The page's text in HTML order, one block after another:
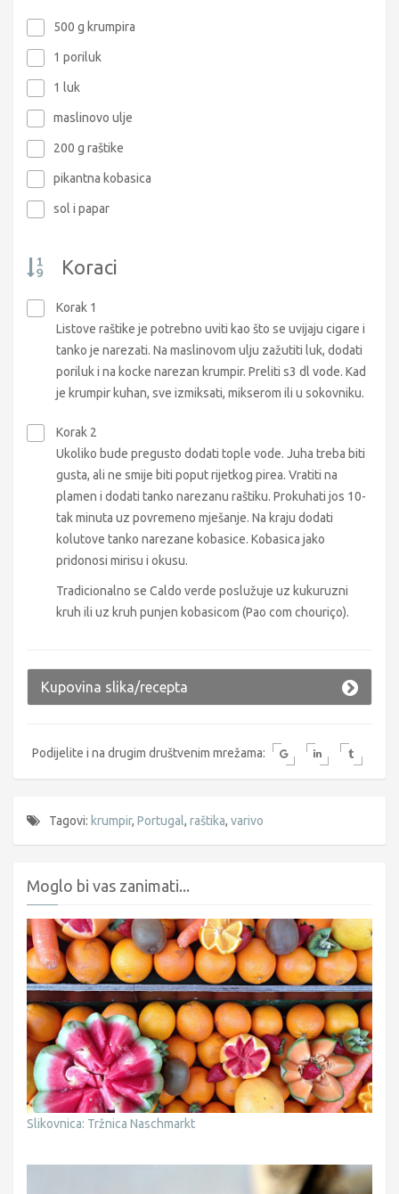
500 g krumpira
1 poriluk
1 luk
maslinovo ulje
200 g raštike
pikantna kobasica
sol i papar
Koraci
Korak 1
Listove raštike je potrebno uviti kao što se uvijaju cigare i
tanko je narezati. Na maslinovom ulju zažutiti luk, dodati
poriluk i na kocke narezan krumpir. Preliti s3 dl vode. Kad
je krumpir kuhan, sve izmiksati, mikserom ili u sokovniku.
Korak 2
Ukoliko bude pregusto dodati tople vode. Juha treba biti
gusta, ali ne smije biti poput rijetkog pirea. Vratiti na
plamen i dodati tanko narezanu raštiku. Prokuhati jos 10-
tak minuta uz povremeno mješanje. Na kraju dodati
kolutove tanko narezane kobasice. Kobasica jako
pridonosi mirisu i okusu.
Tradicionalno se Caldo verde poslužuje uz kukuruzni
kruh ili uz kruh punjen kobasicom (Pao com chouriço).
Kupovina slika/recepta
Podijelite i na drugim društvenim mrežama:
Tagovi: krumpir, Portugal, raštika, varivo
Moglo bi vas zanimati...
Slikovnica: Tržnica Naschmarkt